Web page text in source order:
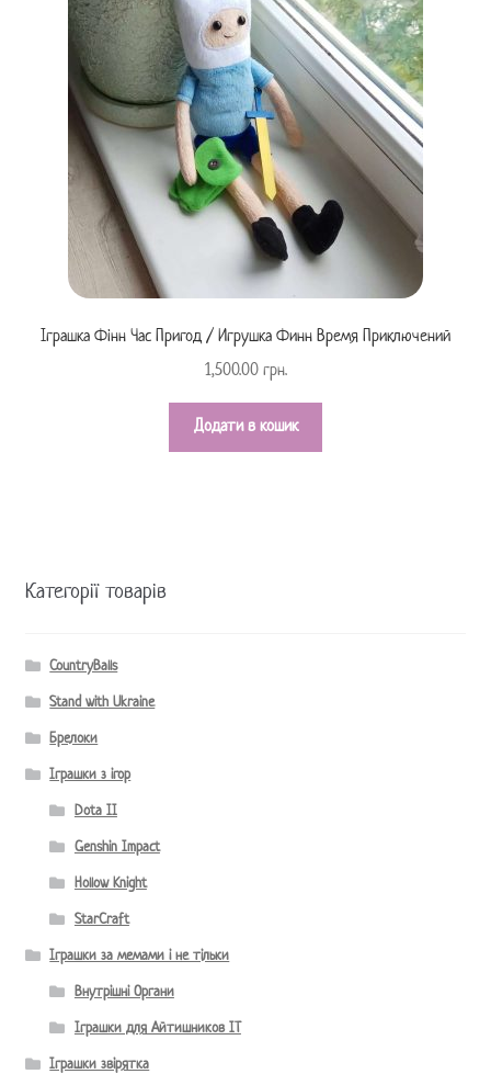
Іграшка Фінн Час Пригод / Игрушка Финн Время Приключений
1,500.00 грн.
Додати в кошик
Категорії товарів
CountryBalls
Stand with Ukraine
Брелоки
Іграшки з ігор
Dota II
Genshin Impact
Hollow Knight
StarCraft
Іграшки за мемами і не тільки
Внутрішні Органи
Іграшки для Айтишников IT
Іграшки звірятка